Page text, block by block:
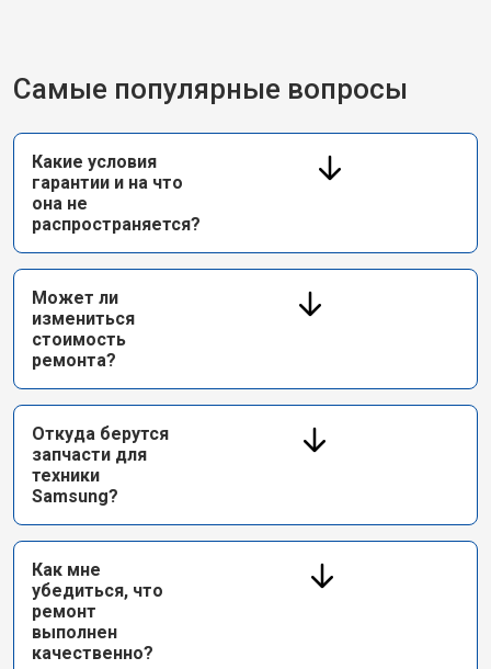
Самые популярные вопросы
Какие условия
гарантии и на что
она не
распространяется?
Может ли
измениться
стоимость
ремонта?
Откуда берутся
запчасти для
техники
Samsung?
Как мне
убедиться, что
ремонт
выполнен
качественно?